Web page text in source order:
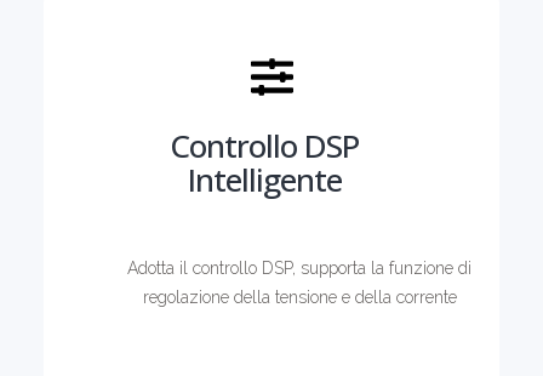
Controllo DSP
Intelligente
Adotta il controllo DSP, supporta la funzione di
regolazione della tensione e della corrente